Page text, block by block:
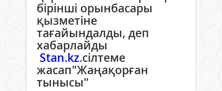
бірінші орынбасары
қызметіне
тағайындалды, деп
хабарлайды
Stan.kz.сілтеме
жасап"Жаңақорған
тынысы"